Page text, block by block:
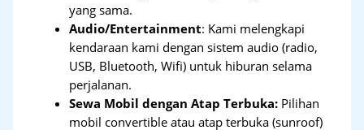
yang sama.
Audio/Entertainment: Kami melengkapi
kendaraan kami dengan sistem audio (radio,
USB, Bluetooth, Wifi) untuk hiburan selama
perjalanan.
Sewa Mobil dengan Atap Terbuka: Pilihan
mobil convertible atau atap terbuka (sunroof)